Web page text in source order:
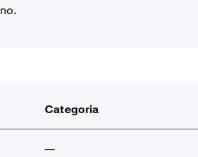
Categoria
—